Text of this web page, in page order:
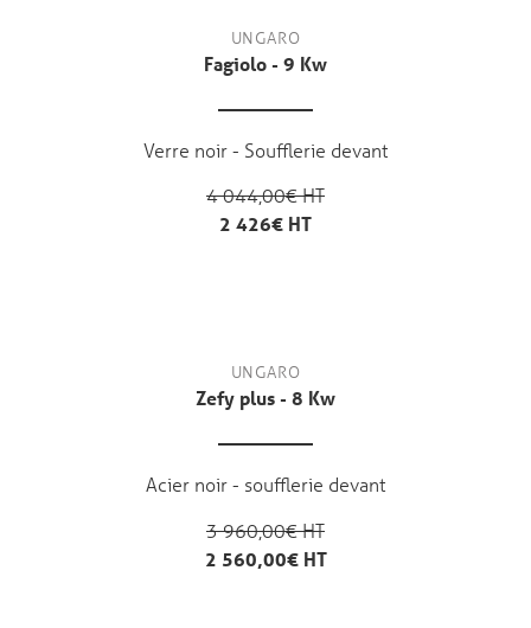
UNGARO
Fagiolo - 9 Kw
Verre noir - Soufflerie devant
4 044,00€ HT
2 426€ HT
UNGARO
Zefy plus - 8 Kw
Acier noir - soufflerie devant
3 960,00€ HT
2 560,00€ HT